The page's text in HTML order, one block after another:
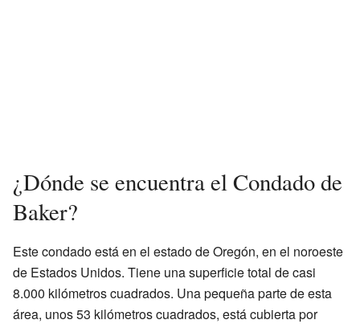
¿Dónde se encuentra el Condado de
Baker?
Este condado está en el estado de Oregón, en el noroeste
de Estados Unidos. Tiene una superficie total de casi
8.000 kilómetros cuadrados. Una pequeña parte de esta
área, unos 53 kilómetros cuadrados, está cubierta por